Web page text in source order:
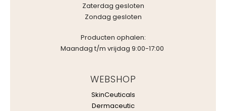
Zaterdag gesloten
Zondag gesloten
Producten ophalen:
Maandag t/m vrijdag 9:00-17:00
WEBSHOP
SkinCeuticals
Dermaceutic